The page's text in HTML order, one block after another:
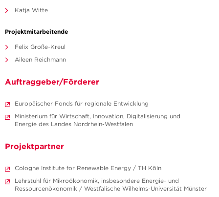
Katja Witte
Projektmitarbeitende
Felix Große-Kreul
Aileen Reichmann
Auftraggeber/Förderer
Europäischer Fonds für regionale Entwicklung
Ministerium für Wirtschaft, Innovation, Digitalisierung und
Energie des Landes Nordrhein-Westfalen
Projektpartner
Cologne Institute for Renewable Energy / TH Köln
Lehrstuhl für Mikroökonomik, insbesondere Energie- und
Ressourcenökonomik / Westfälische Wilhelms-Universität Münster